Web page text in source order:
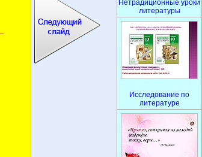
Нетрадиционные уроки
литературы
Исследование по
литературе